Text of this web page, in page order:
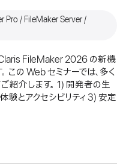
Pro / FileMaker Server /
FileMaker 2026 の新機
この Web セミナーでは、多く
紹介します。 1) 開発者の生
験とアクセシビリティ 3) 安定